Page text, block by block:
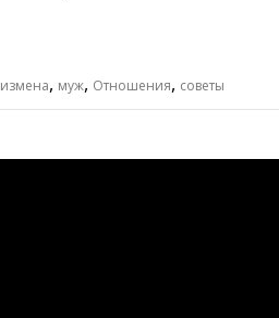
измена, муж, Отношения, советы